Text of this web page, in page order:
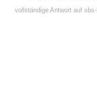
vollständige Antwort auf